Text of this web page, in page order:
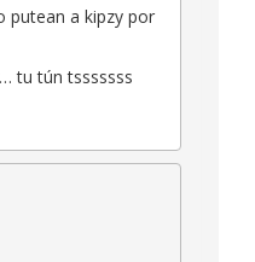
putean a kipzy por
tu tún tsssssss